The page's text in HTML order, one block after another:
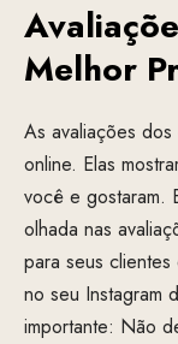
Melhor
As avaliações
online. Elas
você e gostaram.
olhada nas
para seus
no seu Instagram
importante: Não